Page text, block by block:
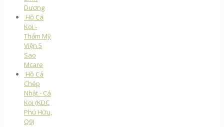
Dương
Hồ Cá
Koi -
Thẩm Mỹ
Viện 5
Sao
Mcare
Hồ Cá
Chép
Nhật - Cá
Koi (KDC
Phú Hữu,
Q9)